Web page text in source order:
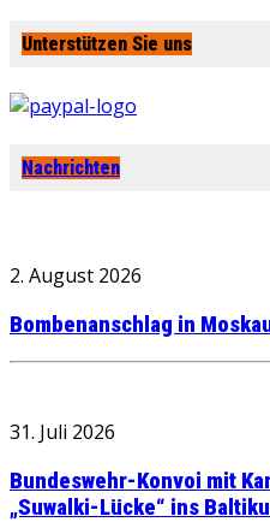
Unterstützen Sie uns
Nachrichten
2. August 2026
Bombenanschlag in
31. Juli 2026
Bundeswehr-Konvoi mit
„Suwalki-Lücke“ ins